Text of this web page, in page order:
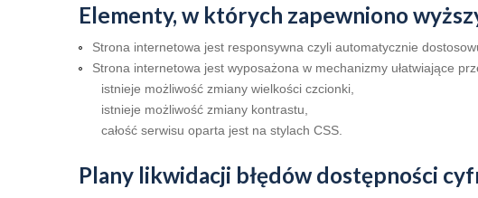
Elementy, w których zapewniono
Strona internetowa jest responsywna czyli automatycznie
Strona internetowa jest wyposażona w mechanizmy ułatwiające
istnieje możliwość zmiany wielkości czcionki,
istnieje możliwość zmiany kontrastu,
całość serwisu oparta jest na stylach CSS.
Plany likwidacji błędów dostępności